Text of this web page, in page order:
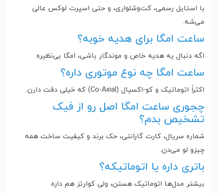
با استایل رسمی، کت‌وشلواری، و حتی اسپرت لوکس عالی
می‌شه.
ساعت امگا برای هدیه خوبه؟
اگه دنبال یه هدیه خاص و موندگار باشی، امگا بی‌نظیره.
ساعت امگا چه نوع موتوری داره؟
اکثراً اتوماتیک و کو-اکسیال (Co-Axial) که خیلی دقت دارن.
چجوری ساعت امگا اصل رو از فیک
تشخیص بدم؟
شماره سریال، کارت گارانتی، حک برند و کیفیت ساخت همه
چیزو لو می‌دن.
باتری داره یا اتوماتیکه؟
بیشتر مدل‌ها اتوماتیک هستن، ولی کوارتز هم داره.